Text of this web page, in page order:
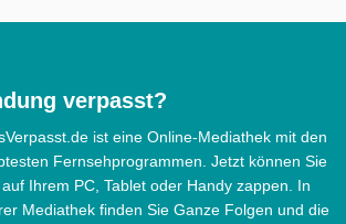
verpasst?
ist eine Online-Mediathek mit den
Fernsehprogrammen. Jetzt können Sie
Ihrem PC, Tablet oder Handy zappen. In
Mediathek finden Sie Ganze Folgen und die